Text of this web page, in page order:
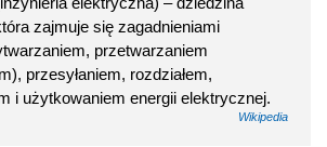
zajmuje się zagadnieniami
przetwarzaniem
przesyłaniem, rozdziałem,
i użytkowaniem energii elektrycznej.
Wikipedia